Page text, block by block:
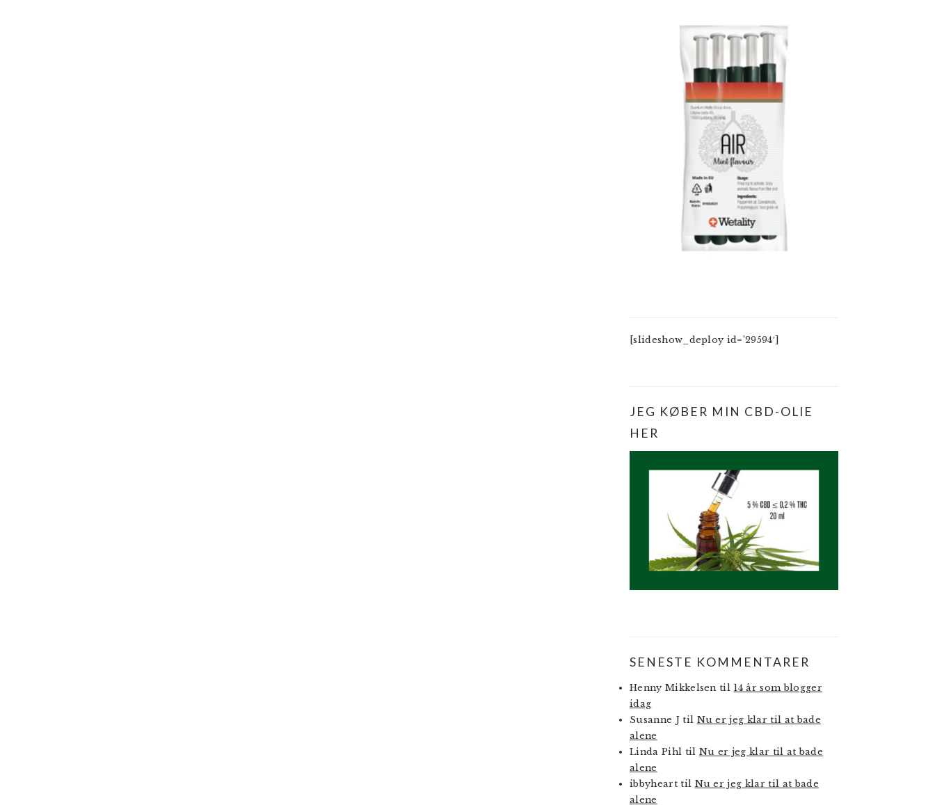
[slideshow_deploy id=’29594′]
JEG KØBER MIN CBD-OLIE
HER
SENESTE KOMMENTARER
Henny Mikkelsen til 14 år som blogger
idag
Susanne Jtil Nu er jeg klar til at bade
alene
Linda Pihl til Nu er jeg klar til at bade
alene
ibbyhearttil Nu er jeg klar til at bade
alene